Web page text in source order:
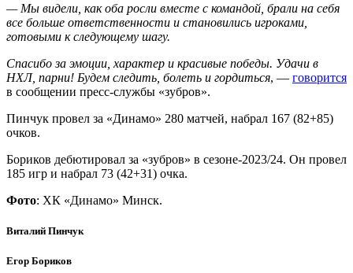
— Мы видели, как оба росли вместе с командой, брали на себя
все больше ответственности и становились игроками,
готовыми к следующему шагу.
Спасибо за эмоции, характер и красивые победы. Удачи в
НХЛ, парни! Будем следить, болеть и гордиться, — говорится
в сообщении пресс-службы «зубров».
Пинчук провел за «Динамо» 280 матчей, набрал 167 (82+85)
очков.
Бориков дебютировал за «зубров» в сезоне-2023/24. Он провел
185 игр и набрал 73 (42+31) очка.
Фото: ХК «Динамо» Минск.
Виталий Пинчук
Егор Бориков